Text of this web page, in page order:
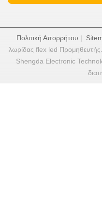
Πολιτική Απορρήτου |
λωρίδας flex led
Shengda Electronic